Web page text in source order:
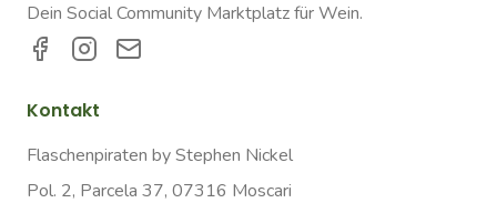
Dein Social Community Marktplatz für Wein.
Kontakt
Flaschenpiraten by Stephen Nickel
Pol. 2, Parcela 37, 07316 Moscari